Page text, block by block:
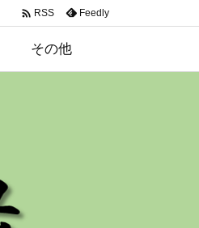
その他
 RSS Feedly